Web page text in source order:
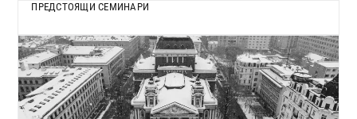
ПРЕДСТОЯЩИ СЕМИНАРИ